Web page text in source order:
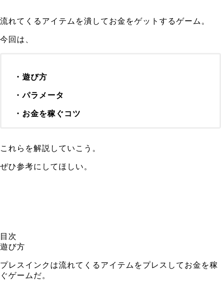
流れてくるアイテムを潰してお金をゲットするゲーム。
今回は、
・遊び方
・パラメータ
・お金を稼ぐコツ
これらを解説していこう。
ぜひ参考にしてほしい。
目次
遊び方
プレスインクは流れてくるアイテムをプレスしてお金を稼
ぐゲームだ。